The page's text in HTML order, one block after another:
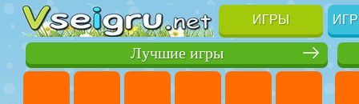
ИГРЫ
Лучшие игры